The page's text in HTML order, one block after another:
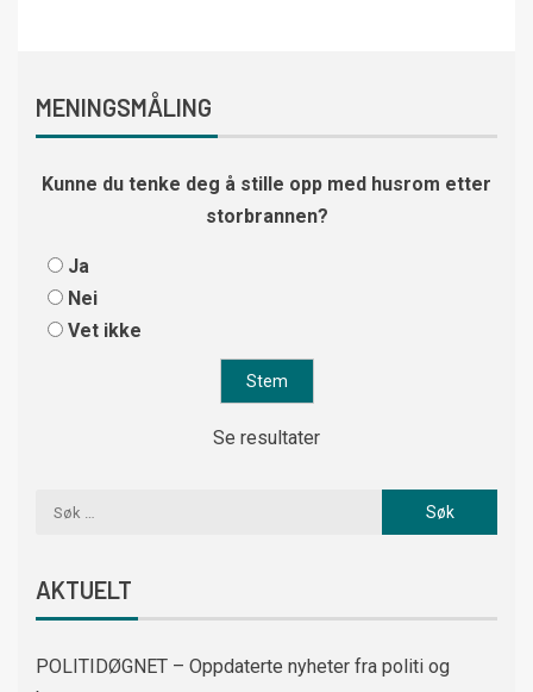
MENINGSMÅLING
Kunne du tenke deg å stille opp med husrom etter
storbrannen?
Ja
Nei
Vet ikke
Se resultater
AKTUELT
POLITIDØGNET – Oppdaterte nyheter fra politi og